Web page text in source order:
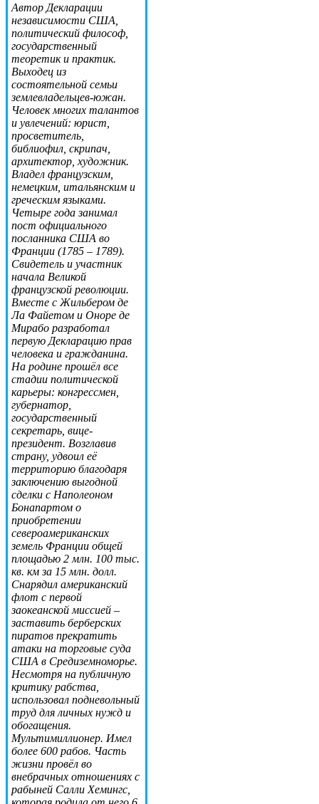
Автор Декларации
независимости США,
политический философ,
государственный
теоретик и практик.
Выходец из
состоятельной семьи
землевладельцев-южан.
Человек многих талантов
и увлечений: юрист,
просветитель,
библиофил, скрипач,
архитектор, художник.
Владел французским,
немецким, итальянским и
греческим языками.
Четыре года занимал
пост официального
посланника США во
Франции (1785 – 1789).
Свидетель и участник
начала Великой
французской революции.
Вместе с Жильбером де
Ла Файетом и Оноре де
Мирабо разработал
первую Декларацию прав
человека и гражданина.
На родине прошёл все
стадии политической
карьеры: конгрессмен,
губернатор,
государственный
секретарь, вице-
президент. Возглавив
страну, удвоил её
территорию благодаря
заключению выгодной
сделки с Наполеоном
Бонапартом о
приобретении
североамериканских
земель Франции общей
площадью 2 млн. 100 тыс.
кв. км за 15 млн. долл.
Снарядил американский
флот с первой
заокеанской миссией –
заставить берберских
пиратов прекратить
атаки на торговые суда
США в Средиземноморье.
Несмотря на публичную
критику рабства,
использовал подневольный
труд для личных нужд и
обогащения.
Мультимиллионер. Имел
более 600 рабов. Часть
жизни провёл во
внебрачных отношениях с
рабыней Салли Хемингс,